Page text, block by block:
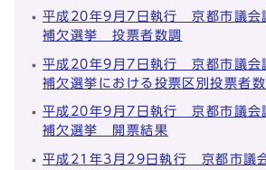
平成20年9月7日執行 京都市議会
補欠選挙 投票者数調
平成20年9月7日執行 京都市議会
補欠選挙における投票区別投票者数
平成20年9月7日執行 京都市議会
補欠選挙 開票結果
平成21年3月29日執行 京都市議